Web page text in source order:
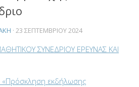
· 23 ΣΕΠΤΕΜΒΡΊΟΥ 2024
ΣΥΝΕΔΡΙΟΥ ΕΡΕΥΝΑΣ ΚΑΙ
εκδήλωσης